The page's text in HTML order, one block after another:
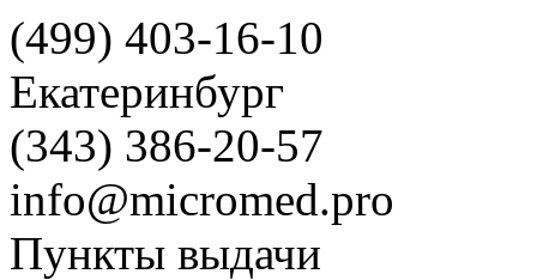
(499) 403-16-10
Екатеринбург
(343) 386-20-57
info@micromed.pro
Пункты выдачи